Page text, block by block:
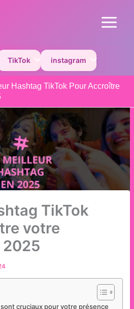
Main
de Menu
TikTokPermutateur de Menu
instagramPermutateur
Hashtag TikTok Pour Accroître
TikTok
votre
cruciaux pour votre présence